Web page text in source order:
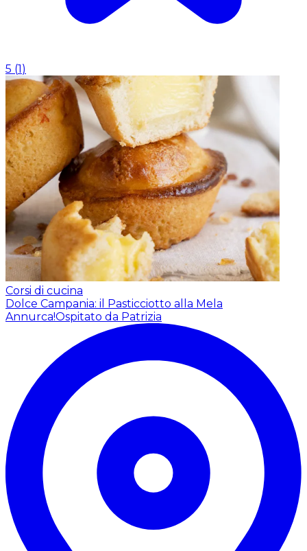
5 (1 )
Corsi di cucina
Dolce Campania: il Pasticciotto alla Mela
Annurca!Ospitato da Patrizia